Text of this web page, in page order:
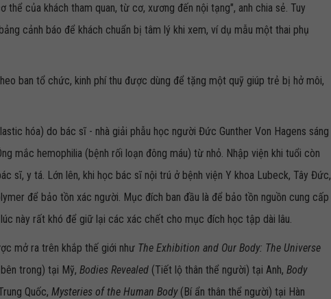
thể của khách tham quan, từ cơ, xương đến nội tạng", anh chia sẻ. Tuy
cảnh báo để khách chuẩn bị tâm lý khi xem, ví dụ mẫu một thai phụ
ban tổ chức, kinh phí thu được dùng để tặng một quỹ giúp trẻ bị hở môi,
hóa) do bác sĩ - nhà giải phẫu học người Đức Gunther Von Hagens sáng
mắc hemophilia (bệnh rối loạn đông máu) từ nhỏ. Nhập viện khi tuổi còn
sĩ, y tá. Lớn lên, khi học bác sĩ nội trú ở bệnh viện Y khoa Lubeck, Tây Đức,
để bảo tồn xác người. Mục đích ban đầu là để bảo tồn nguồn cung cấp
này rất khó để giữ lại các xác chết cho mục đích học tập dài lâu.
mở ra trên khắp thế giới như The Exhibition and Our Body: The Universe
trong) tại Mỹ, Bodies Revealed (Tiết lộ thân thể người) tại Anh, Body
Quốc, Mysteries of the Human Body(Bí ẩn thân thể người) tại Hàn